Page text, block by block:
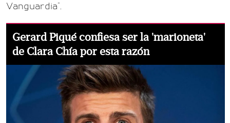
Vanguardia".
Gerard Piqué confiesa ser la 'marioneta'
de Clara Chía por esta razón